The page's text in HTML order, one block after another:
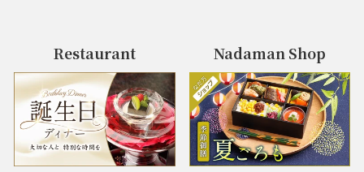
Restaurant Nadaman Shop